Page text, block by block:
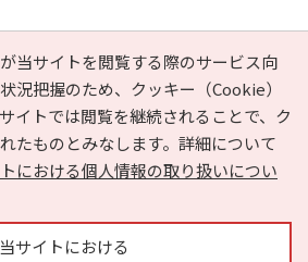
PAGE TOP
当サイトを閲覧する際のサービス向
況把握のため、クッキー（Cookie）
イトでは閲覧を継続されることで、ク
たものとみなします。詳細について
トにおける個人情報の取り扱いについ
当サイトにおける
）とは？ お気に入り
ヘルプ
の取り扱いについて
運営会社
広告掲載に関するお問い合わせ